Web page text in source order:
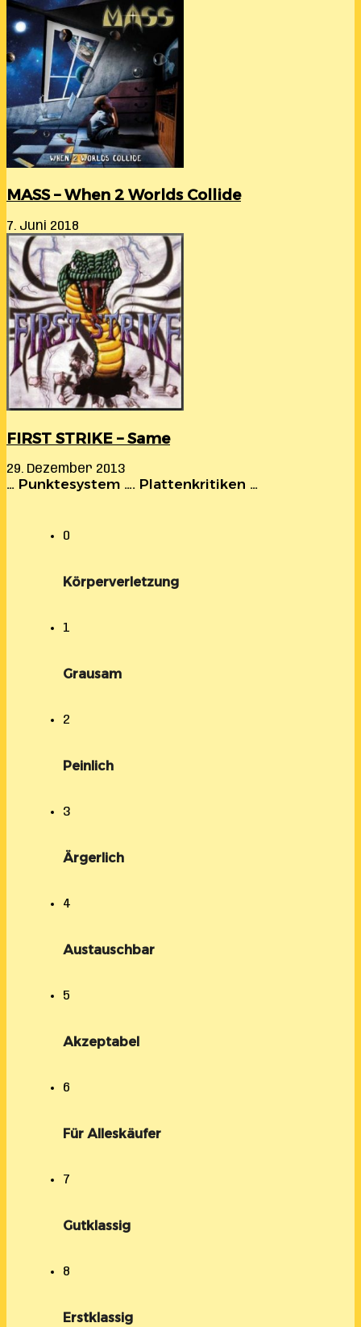
MASS – When 2 Worlds Collide
7. Juni 2018
FIRST STRIKE – Same
29. Dezember 2013
… Punktesystem …. Plattenkritiken …
0
Körperverletzung
1
Grausam
2
Peinlich
3
Ärgerlich
4
Austauschbar
5
Akzeptabel
6
Für Alleskäufer
7
Gutklassig
8
Erstklassig